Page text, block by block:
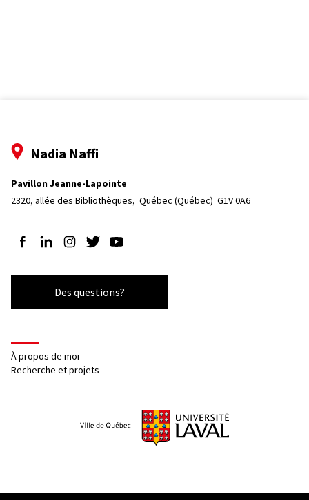
Nadia Naffi
Pavillon Jeanne-Lapointe
2320, allée des Bibliothèques, Québec (Québec)  G1V 0A6
Suivez-nous sur Facebook
Suivez-nous sur LinkedIn
Suivez-nous sur Instagram
Suivez-nous sur Twitter
Suivez-nous sur YouTube
Des questions?
À propos de moi
Recherche et projets